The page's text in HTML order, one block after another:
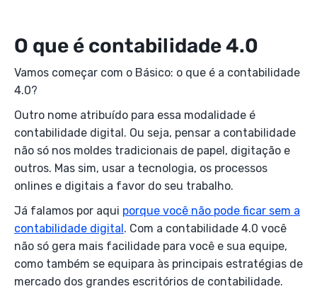
O que é contabilidade 4.0
Vamos começar com o Básico: o que é a contabilidade
4.0?
Outro nome atribuído para essa modalidade é
contabilidade digital. Ou seja, pensar a contabilidade
não só nos moldes tradicionais de papel, digitação e
outros. Mas sim, usar a tecnologia, os processos
onlines e digitais a favor do seu trabalho.
Já falamos por aqui porque você não pode ficar sem a
contabilidade digital. Com a contabilidade 4.0 você
não só gera mais facilidade para você e sua equipe,
como também se equipara às principais estratégias de
mercado dos grandes escritórios de contabilidade.